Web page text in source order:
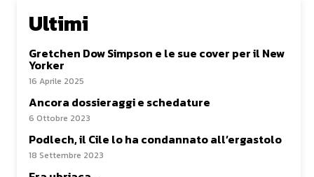
Ultimi
Gretchen Dow Simpson e le sue cover per il New
Yorker
16 Aprile 2025
Ancora dossieraggi e schedature
6 Ottobre 2023
Podlech, il Cile lo ha condannato all’ergastolo
18 Settembre 2023